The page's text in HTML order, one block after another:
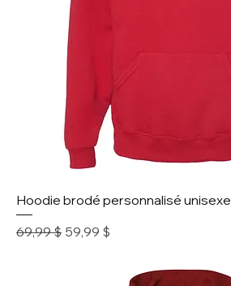
Hoodie brodé personnalisé unisexe
Prix original
69,99 $ Prix promotionnel
59,99 $